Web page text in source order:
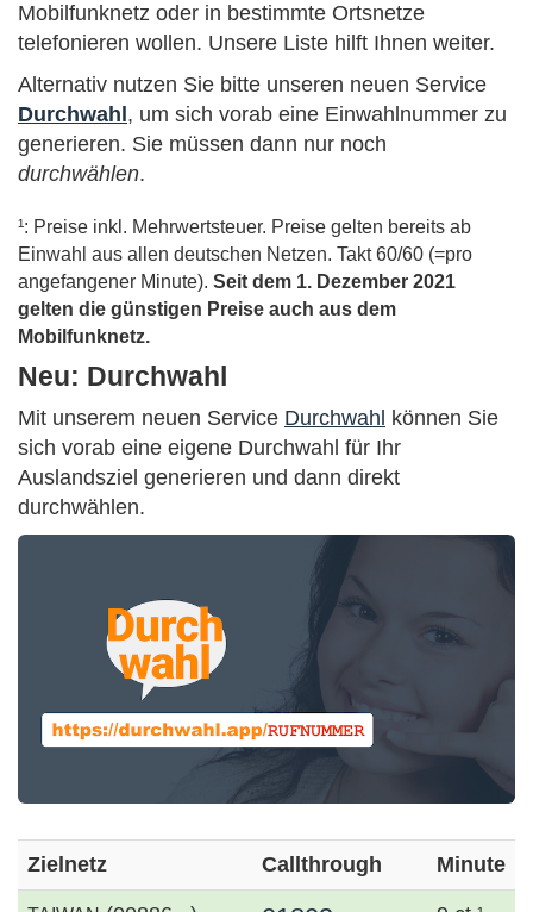
Mobilfunknetz oder in bestimmte Ortsnetze
telefonieren wollen. Unsere Liste hilft Ihnen weiter.
Alternativ nutzen Sie bitte unseren neuen Service
Durchwahl , um sich vorab eine Einwahlnummer zu
generieren. Sie müssen dann nur noch
durchwählen.
¹: Preise inkl. Mehrwertsteuer. Preise gelten bereits ab
Einwahl aus allen deutschen Netzen. Takt 60/60 (=pro
angefangener Minute). Seit dem 1. Dezember 2021
gelten die günstigen Preise auch aus dem
Mobilfunknetz.
Neu: Durchwahl
Mit unserem neuen Service Durchwahl können Sie
sich vorab eine eigene Durchwahl für Ihr
Auslandsziel generieren und dann direkt
durchwählen.
Zielnetz Callthrough Minute